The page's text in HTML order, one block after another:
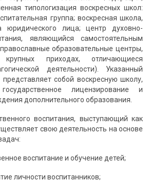
типологизация воскресных школ:
группа; воскресная школа,
лица; центр духовно-
являющийся самостоятельным
образовательные центры,
приходах, отличающиеся
деятельности). Указанный
собой воскресную школу,
лицензирование и
дополнительного образования.
воспитания, выступающий как
свою деятельность на основе
воспитание и обучение детей;
личности воспитанников;